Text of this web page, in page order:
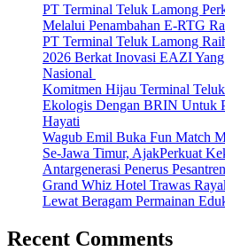
PT Terminal Teluk Lamong
Melalui Penambahan E-RTG
PT Terminal Teluk Lamong
2026 Berkat Inovasi EAZI
Nasional
Komitmen Hijau Terminal
Ekologis Dengan BRIN Untuk
Hayati
Wagub Emil Buka Fun Match
Se-Jawa Timur, AjakPerkuat
Antargenerasi Penerus Pesantren
Grand Whiz Hotel Trawas
Lewat Beragam Permainan
Recent Comments